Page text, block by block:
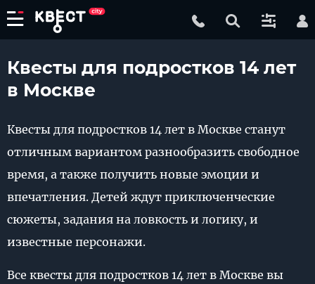
Квесты для подростков 14 лет
в Москве
Квесты для подростков 14 лет в Москве станут
отличным вариантом разнообразить свободное
время, а также получить новые эмоции и
впечатления. Детей ждут приключенческие
сюжеты, задания на ловкость и логику, и
известные персонажи.
Все квесты для подростков 14 лет в Москве вы